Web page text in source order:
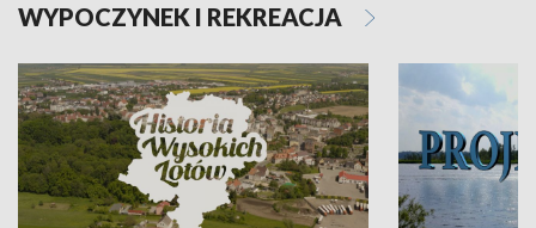
WYPOCZYNEK I REKREACJA